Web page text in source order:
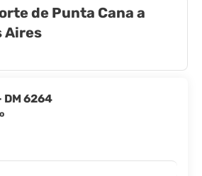
de Punta Cana a
Aires
6264